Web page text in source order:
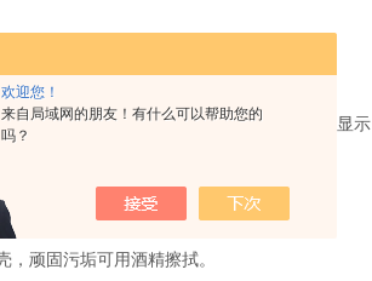
欢迎您！
来自局域网的朋友！有什么可以帮助您的
吗？
（开始）键→测量值及温度将在3秒内显示
签，清水等；
顽固污垢可用酒精擦拭。